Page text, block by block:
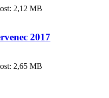
2,12 MB
2017
2,65 MB